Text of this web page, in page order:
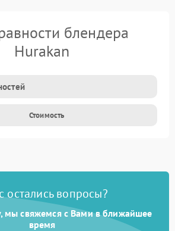
блендера
Hurakan
Стоимость
остались вопросы?
мы свяжемся с Вами в ближайшее
время